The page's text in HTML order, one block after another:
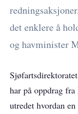
det enklere å
og havminister
har på oppdrag
utredet hvordan